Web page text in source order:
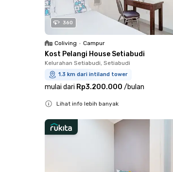
360
Coliving • Campur
Kost Pelangi House Setiabudi
Kelurahan Setiabudi, Setiabudi
1.3 km dari intiland tower
mulai dari Rp3.200.000 /bulan
Lihat info lebih banyak